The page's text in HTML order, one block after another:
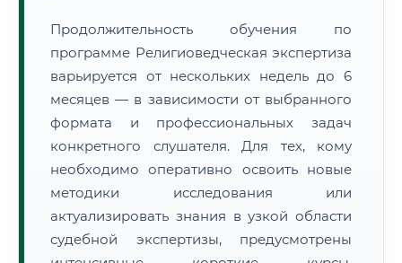
Продолжительность обучения по
программе Религиоведческая экспертиза
варьируется от нескольких недель до 6
месяцев — в зависимости от выбранного
формата и профессиональных задач
конкретного слушателя. Для тех, кому
необходимо оперативно освоить новые
методики исследования или
актуализировать знания в узкой области
судебной экспертизы, предусмотрены